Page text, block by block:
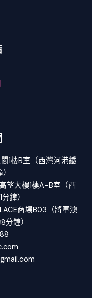
1樓B室（西灣河港鐵
望大樓1樓A-B室（西
鐘）
商場B03（將軍澳
鐘）